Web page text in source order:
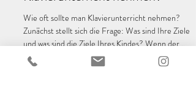
Wie oft sollte man Klavierunterricht nehmen?
Zunächst stellt sich die Frage: Was sind Ihre Ziele
und was sind die Ziele Ihres Kindes? Wenn der
Weg in Richtung einer professionellen...